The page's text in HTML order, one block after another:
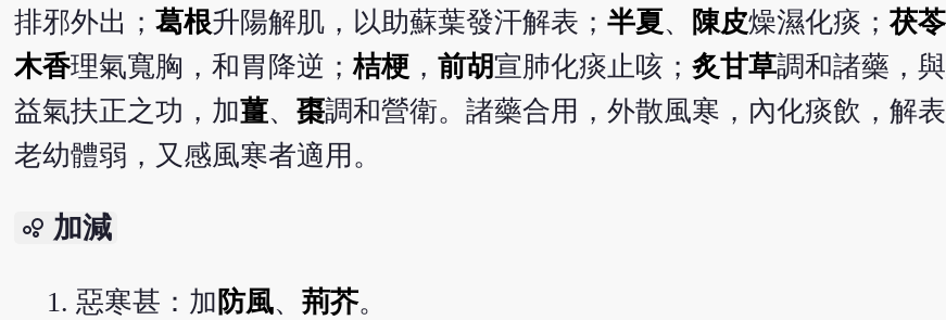
排邪外出； 葛根升陽解肌，以助蘇葉發汗解表； 半夏 、 陳皮燥濕化痰； 茯苓
木香理氣寬胸，和胃降逆；桔梗， 前胡宣肺化痰止咳； 炙甘草調和諸藥，與
益氣扶正之功，加薑、 棗調和營衛。諸藥合用，外散風寒，內化痰飲，解
老幼體弱，又感風寒者適用。
bubble_chart 加減
惡寒甚：加 防風、 荊芥。